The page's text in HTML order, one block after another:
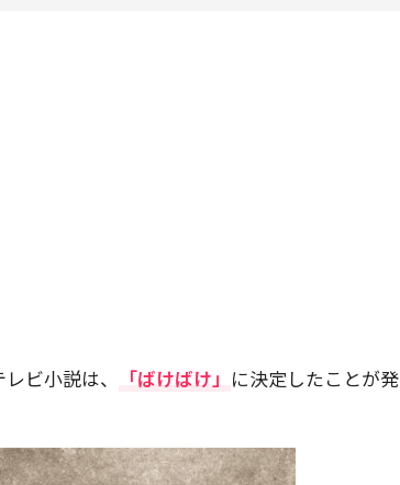
ビ小説は、 「ばけばけ」 に決定したことが発